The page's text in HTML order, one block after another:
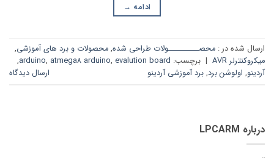
ادامه →
ارسال شده در : محصــــــــــولات طراحی شده, محصولات و برد های آموزشی,
میکروکنترلر AVR
| برچسب: arduino, atmega8 arduino, evalution board
,
آردینو, اولوشن برد, برد آموزشی آردینو ارسال دیدگاه
درباره LPCARM